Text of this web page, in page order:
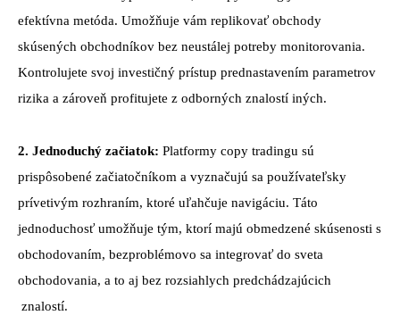
efektívna metóda. Umožňuje vám replikovať obchody
skúsených obchodníkov bez neustálej potreby monitorovania.
Kontrolujete svoj investičný prístup prednastavením parametrov
rizika a zároveň profitujete z odborných znalostí iných.
2. Jednoduchý začiatok: Platformy copy tradingu sú
prispôsobené začiatočníkom a vyznačujú sa používateľsky
prívetivým rozhraním, ktoré uľahčuje navigáciu. Táto
jednoduchosť umožňuje tým, ktorí majú obmedzené skúsenosti s
obchodovaním, bezproblémovo sa integrovať do sveta
obchodovania, a to aj bez rozsiahlych predchádzajúcich
znalostí.